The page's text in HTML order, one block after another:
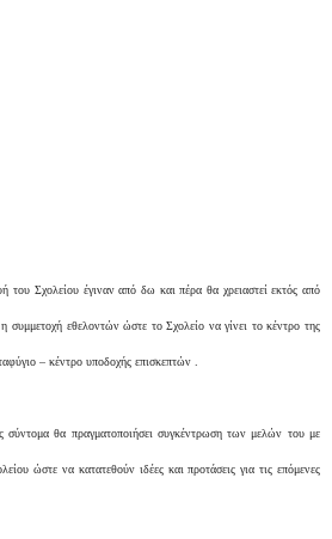
του Σχολείου έγιναν από δω και πέρα θα χρειαστεί εκτός από
εθελοντών ώστε το Σχολείο να γίνει το κέντρο της
– κέντρο υποδοχής επισκεπτών .
σύντομα θα πραγματοποιήσει συγκέντρωση των μελών του με
ώστε να κατατεθούν ιδέες και προτάσεις για τις επόμενες